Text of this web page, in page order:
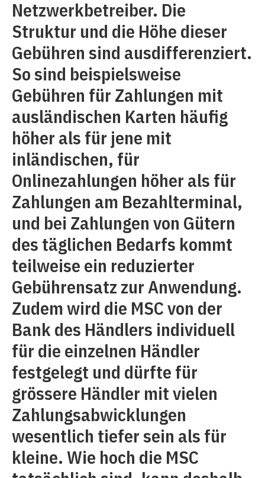
Netzwerkbetreiber. Die
Struktur und die Höhe dieser
Gebühren sind ausdifferenziert.
So sind beispielsweise
Gebühren für Zahlungen mit
ausländischen Karten häufig
höher als für jene mit
inländischen, für
Onlinezahlungen höher als für
Zahlungen am Bezahlterminal,
und bei Zahlungen von Gütern
des täglichen Bedarfs kommt
teilweise ein reduzierter
Gebührensatz zur Anwendung.
Zudem wird die MSC von der
Bank des Händlers individuell
für die einzelnen Händler
festgelegt und dürfte für
grössere Händler mit vielen
Zahlungsabwicklungen
wesentlich tiefer sein als für
kleine. Wie hoch die MSC